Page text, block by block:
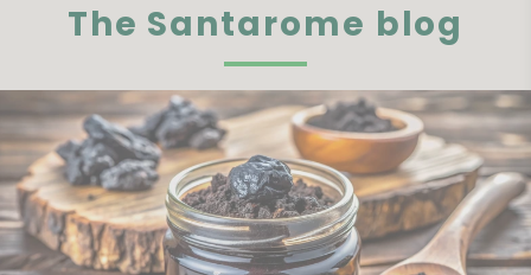
The Santarome blog